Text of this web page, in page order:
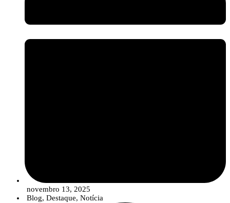
migrar de uma oferta de “produtos” isolados para
qualidade, produtos de síntese convencionais (em doses otimizadas e
novembro 13, 2025
Blog, Destaque, Notícia